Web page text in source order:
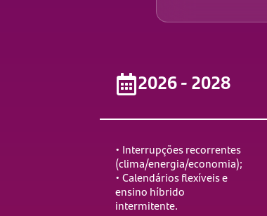
2026 - 2028
• Interrupções recorrentes
(clima/energia/economia);
• Calendários flexíveis e
ensino híbrido
intermitente.